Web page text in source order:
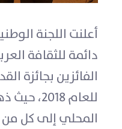
أعلنت اللجنة
دائمة للثقافة
الفائزين بجائزة
للعام
المحلي إلى كل